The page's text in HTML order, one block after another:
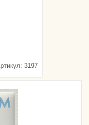
3197